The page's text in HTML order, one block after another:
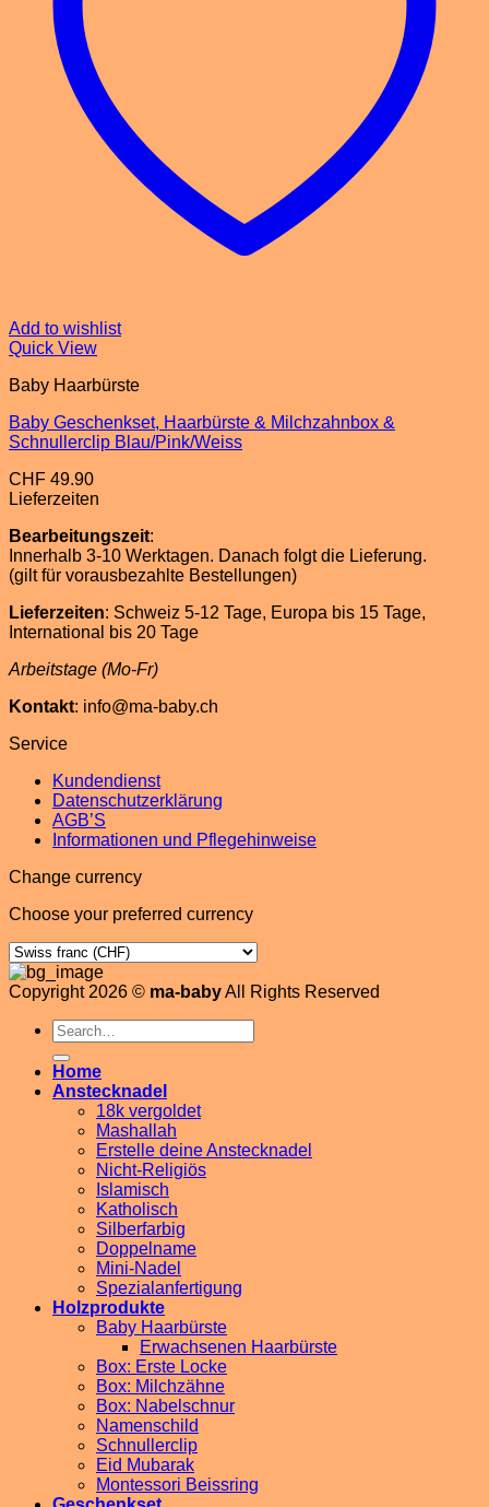
Add to wishlist
Quick View
Baby Haarbürste
Baby Geschenkset, Haarbürste & Milchzahnbox &
Schnullerclip Blau/Pink/Weiss
CHF 49.90
Lieferzeiten
Bearbeitungszeit:
Innerhalb 3-10 Werktagen. Danach folgt die Lieferung.
(gilt für vorausbezahlte Bestellungen)
Lieferzeiten: Schweiz 5-12 Tage, Europa bis 15 Tage,
International bis 20 Tage
Arbeitstage (Mo-Fr)
Kontakt: info@ma-baby.ch
Service
Kundendienst
Datenschutzerklärung
AGB’S
Informationen und Pflegehinweise
Change currency
Choose your preferred currency
Copyright 2026 © ma-babyAll Rights Reserved
Search
for:
Home
Anstecknadel
18k vergoldet
Mashallah
Erstelle deine Anstecknadel
Nicht-Religiös
Islamisch
Katholisch
Silberfarbig
Doppelname
Mini-Nadel
Spezialanfertigung
Holzprodukte
Baby Haarbürste
Erwachsenen Haarbürste
Box: Erste Locke
Box: Milchzähne
Box: Nabelschnur
Namenschild
Schnullerclip
Eid Mubarak
Montessori Beissring